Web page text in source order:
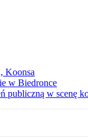
Koonsa
w Biedronce
publiczną w scenę